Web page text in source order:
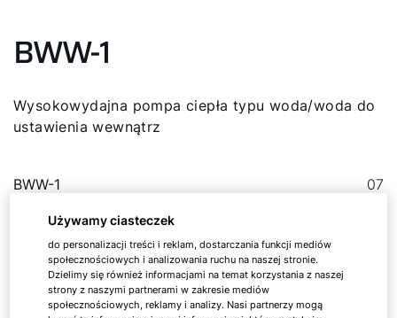
BWW-1
Wysokowydajna pompa ciepła typu woda/woda do
ustawienia wewnątrz
BWW-1 07
BWW-1
BWW-1
BWW-1
Używamy ciasteczek
do personalizacji treści i reklam, dostarczania funkcji mediów
społecznościowych i analizowania ruchu na naszej stronie.
Dzielimy się również informacjami na temat korzystania z naszej
strony z naszymi partnerami w zakresie mediów
społecznościowych, reklamy i analizy. Nasi partnerzy mogą